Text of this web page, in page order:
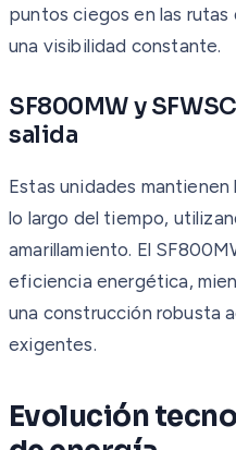
puntos ciegos en las
una visibilidad constante.
SF800MW y
salida
Estas unidades
lo largo del tiempo,
amarillamiento. El
eficiencia energética,
una construcción robusta
exigentes.
Evolución